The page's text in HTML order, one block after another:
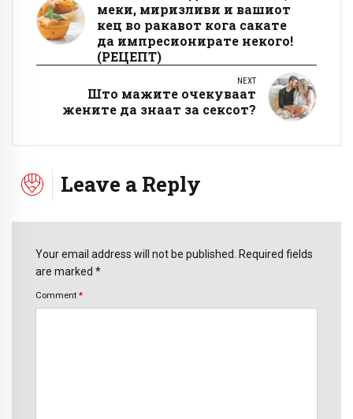
меки, миризливи и вашиот
кец во ракавот кога сакате
да импресионирате некого!
(РЕЦЕПТ)
NEXT
Што мажите очекуваат
жените да знаат за сексот?
Leave a Reply
Your email address will not be published. Required fields
are marked *
Comment *